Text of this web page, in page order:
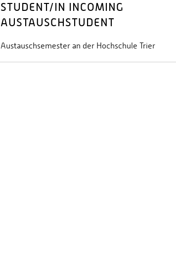
STUDENT/IN INCOMING
AUSTAUSCHSTUDENT
Austauschsemester an der Hochschule Trier